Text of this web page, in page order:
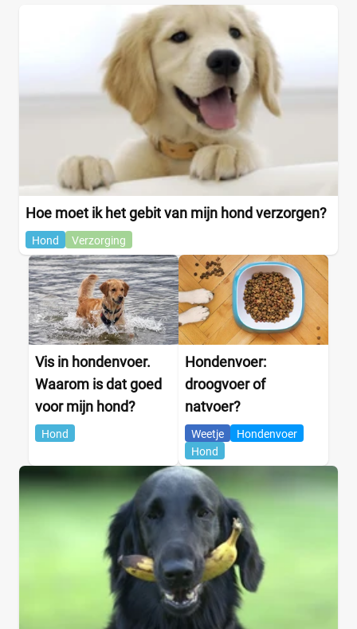
Hoe moet ik het gebit van mijn hond verzorgen?
Hond Verzorging
Vis in hondenvoer.
Waarom is dat goed
voor mijn hond?
Hond
Hondenvoer:
droogvoer of
natvoer?
Weetje
Hondenvoer
Hond